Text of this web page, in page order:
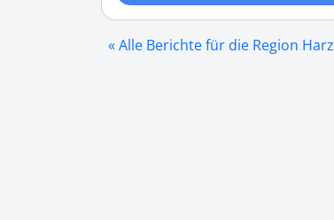
« Alle Berichte für die Region Harz